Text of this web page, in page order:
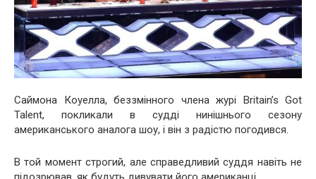
Саймона Коуелла, беззмінного члена журі Britain’s Got
Talent, покликали в судді нинішнього сезону
американського аналога шоу, і він з радістю погодився.
В той момент строгий, але справедливий суддя навіть не